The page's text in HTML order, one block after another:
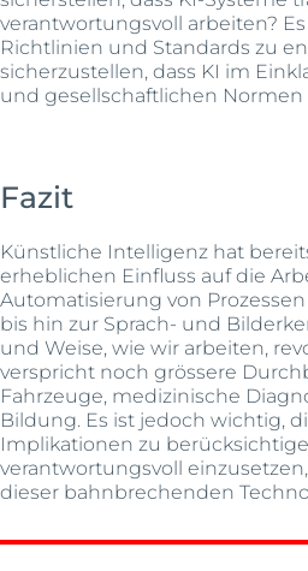
verantwortungsvoll arbeiten?
Richtlinien und Standards zu
sicherzustellen, dass KI im
und gesellschaftlichen Normen
Fazit
Künstliche Intelligenz hat
erheblichen Einfluss auf die
Automatisierung von
bis hin zur Sprach- und
und Weise, wie wir arbeiten,
verspricht noch grössere
Fahrzeuge, medizinische
Bildung. Es ist jedoch wichtig,
Implikationen zu
verantwortungsvoll
dieser bahnbrechenden